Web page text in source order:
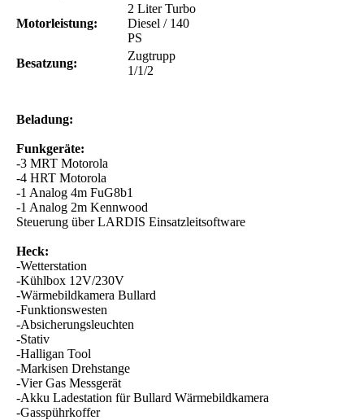
Motorleistung:
2 Liter Turbo
Diesel / 140
PS
Besatzung:
Zugtrupp
1/1/2
Beladung:
Funkgeräte:
-3 MRT Motorola
-4 HRT Motorola
-1 Analog 4m FuG8b1
-1 Analog 2m Kennwood
Steuerung über LARDIS Einsatzleitsoftware
Heck:
-Wetterstation
-Kühlbox 12V/230V
-Wärmebildkamera Bullard
-Funktionswesten
-Absicherungsleuchten
-Stativ
-Halligan Tool
-Markisen Drehstange
-Vier Gas Messgerät
-Akku Ladestation für Bullard Wärmebildkamera
-Gasspührkoffer